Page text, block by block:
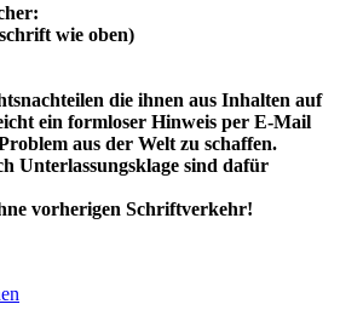
wie oben)
die ihnen aus Inhalten auf
ein formloser Hinweis per E-Mail
aus der Welt zu schaffen.
Unterlassungsklage sind dafür
vorherigen Schriftverkehr!